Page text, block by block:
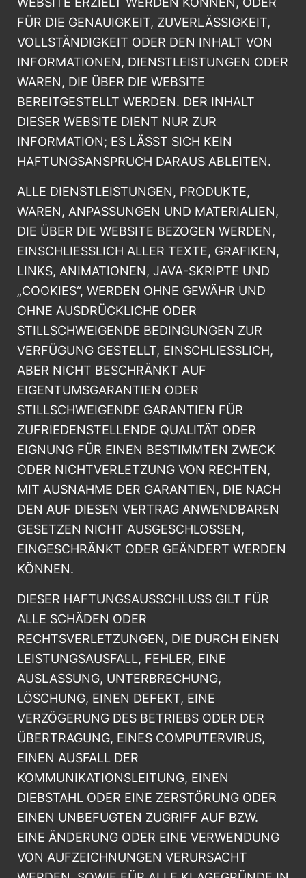
FÜR DIE GENAUIGKEIT, ZUVERLÄSSIGKEIT,
VOLLSTÄNDIGKEIT ODER DEN INHALT VON
INFORMATIONEN, DIENSTLEISTUNGEN ODER
WAREN, DIE ÜBER DIE WEBSITE
BEREITGESTELLT WERDEN. DER INHALT
DIESER WEBSITE DIENT NUR ZUR
INFORMATION; ES LÄSST SICH KEIN
HAFTUNGSANSPRUCH DARAUS ABLEITEN.
ALLE DIENSTLEISTUNGEN, PRODUKTE,
WAREN, ANPASSUNGEN UND MATERIALIEN,
DIE ÜBER DIE WEBSITE BEZOGEN WERDEN,
EINSCHLIESSLICH ALLER TEXTE, GRAFIKEN,
LINKS, ANIMATIONEN, JAVA-SKRIPTE UND
„COOKIES“, WERDEN OHNE GEWÄHR UND
OHNE AUSDRÜCKLICHE ODER
STILLSCHWEIGENDE BEDINGUNGEN ZUR
VERFÜGUNG GESTELLT, EINSCHLIESSLICH,
ABER NICHT BESCHRÄNKT AUF
EIGENTUMSGARANTIEN ODER
STILLSCHWEIGENDE GARANTIEN FÜR
ZUFRIEDENSTELLENDE QUALITÄT ODER
EIGNUNG FÜR EINEN BESTIMMTEN ZWECK
ODER NICHTVERLETZUNG VON RECHTEN,
MIT AUSNAHME DER GARANTIEN, DIE NACH
DEN AUF DIESEN VERTRAG ANWENDBAREN
GESETZEN NICHT AUSGESCHLOSSEN,
EINGESCHRÄNKT ODER GEÄNDERT WERDEN
KÖNNEN.
DIESER HAFTUNGSAUSSCHLUSS GILT FÜR
ALLE SCHÄDEN ODER
RECHTSVERLETZUNGEN, DIE DURCH EINEN
LEISTUNGSAUSFALL, FEHLER, EINE
AUSLASSUNG, UNTERBRECHUNG,
LÖSCHUNG, EINEN DEFEKT, EINE
VERZÖGERUNG DES BETRIEBS ODER DER
ÜBERTRAGUNG, EINES COMPUTERVIRUS,
EINEN AUSFALL DER
KOMMUNIKATIONSLEITUNG, EINEN
DIEBSTAHL ODER EINE ZERSTÖRUNG ODER
EINEN UNBEFUGTEN ZUGRIFF AUF BZW.
EINE ÄNDERUNG ODER EINE VERWENDUNG
VON AUFZEICHNUNGEN VERURSACHT